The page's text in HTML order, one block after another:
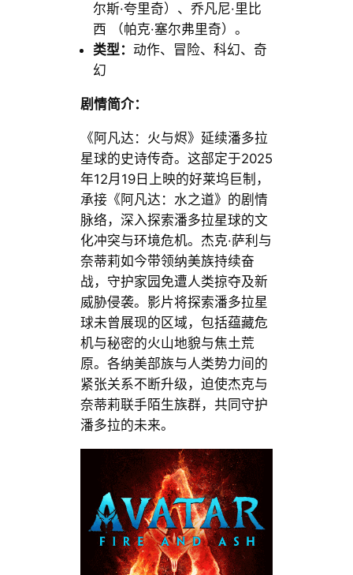
尔斯·夸里奇）、乔凡尼·里比
西 （帕克·塞尔弗里奇）。
类型： 动作、冒险、科幻、奇
幻
剧情简介：
《阿凡达：火与烬》延续潘多拉
星球的史诗传奇。这部定于2025
年12月19日上映的好莱坞巨制，
承接《阿凡达：水之道》的剧情
脉络，深入探索潘多拉星球的文
化冲突与环境危机。杰克·萨利与
奈蒂莉如今带领纳美族持续奋
战，守护家园免遭人类掠夺及新
威胁侵袭。影片将探索潘多拉星
球未曾展现的区域，包括蕴藏危
机与秘密的火山地貌与焦土荒
原。各纳美部族与人类势力间的
紧张关系不断升级，迫使杰克与
奈蒂莉联手陌生族群，共同守护
潘多拉的未来。